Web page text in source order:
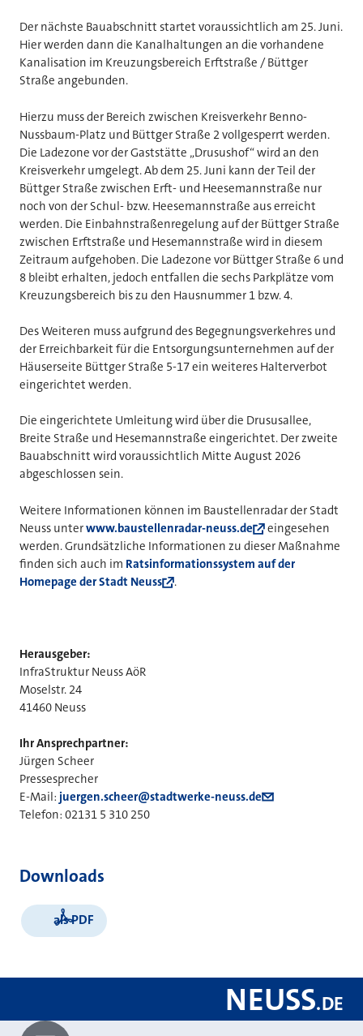
Der nächste Bauabschnitt startet voraussichtlich am 25. Juni.
Hier werden dann die Kanalhaltungen an die vorhandene
Kanalisation im Kreuzungsbereich Erftstraße / Büttger
Straße angebunden.
Hierzu muss der Bereich zwischen Kreisverkehr Benno-
Nussbaum-Platz und Büttger Straße 2 vollgesperrt werden.
Die Ladezone vor der Gaststätte „Drusushof“ wird an den
Kreisverkehr umgelegt. Ab dem 25. Juni kann der Teil der
Büttger Straße zwischen Erft- und Heesemannstraße nur
noch von der Schul- bzw. Heesemannstraße aus erreicht
werden. Die Einbahnstraßenregelung auf der Büttger Straße
zwischen Erftstraße und Hesemannstraße wird in diesem
Zeitraum aufgehoben. Die Ladezone vor Büttger Straße 6 und
8 bleibt erhalten, jedoch entfallen die sechs Parkplätze vom
Kreuzungsbereich bis zu den Hausnummer 1 bzw. 4.
Des Weiteren muss aufgrund des Begegnungsverkehres und
der Erreichbarkeit für die Entsorgungsunternehmen auf der
Häuserseite Büttger Straße 5-17 ein weiteres Halterverbot
eingerichtet werden.
Die eingerichtete Umleitung wird über die Drususallee,
Breite Straße und Hesemannstraße eingerichtet. Der zweite
Bauabschnitt wird voraussichtlich Mitte August 2026
abgeschlossen sein.
Weitere Informationen können im Baustellenradar der Stadt
Neuss unterwww.baustellenradar-neuss.de
eingesehen
werden. Grundsätzliche Informationen zu dieser Maßnahme
finden sich auch im Ratsinformationssystem auf der
Homepage der Stadt Neuss
.
Herausgeber:
InfraStruktur Neuss AöR
Moselstr. 24
41460 Neuss
Ihr Ansprechpartner:
Jürgen Scheer
Pressesprecher
E-Mail: juergen.scheer@stadtwerke-neuss.de
Telefon: 02131 5 310 250
Downloads
als PDF
NEUSS.DE